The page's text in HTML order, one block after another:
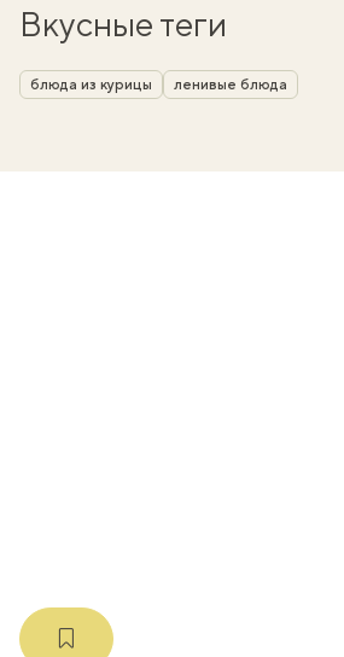
Вкусные теги
блюда из курицы ленивые блюда